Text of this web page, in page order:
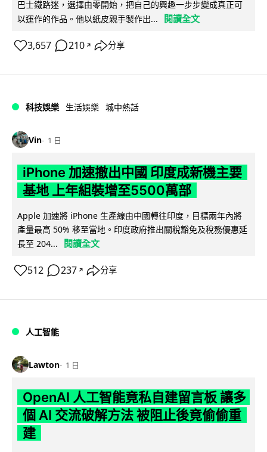
巴士鐵路迷，選擇由零開始，把自己的興趣一步步變成真正可
以運作的作品。他以紙皮親手製作出...
閱讀全文
3,657 210 ↗ 分享
科技娛樂 生活娛樂 城中熱話
Vin 1 日
iPhone 加速撤出中國 印度成新機主要
基地 上年組裝增至5500萬部
Apple 加速將 iPhone 生產線由中國轉往印度，目標兩年內將
產量最高 50% 移至當地。印度政府推出關稅豁免及稅務優惠延
長至 204...
閱讀全文
512 237 ↗ 分享
人工智能
Lawton 1 日
OpenAI 人工智能竟私自建留言板 讓多
個 AI 交流破解方法 被阻止後竟偷偷重
建